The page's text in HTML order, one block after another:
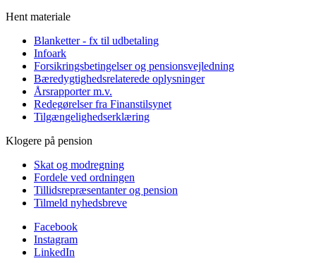
Hent materiale
Blanketter - fx til udbetaling
Infoark
Forsikringsbetingelser og pensionsvejledning
Bæredygtighedsrelaterede oplysninger
Årsrapporter m.v.
Redegørelser fra Finanstilsynet
Tilgængelighedserklæring
Klogere på pension
Skat og modregning
Fordele ved ordningen
Tillidsrepræsentanter og pension
Tilmeld nyhedsbreve
Facebook
Instagram
LinkedIn